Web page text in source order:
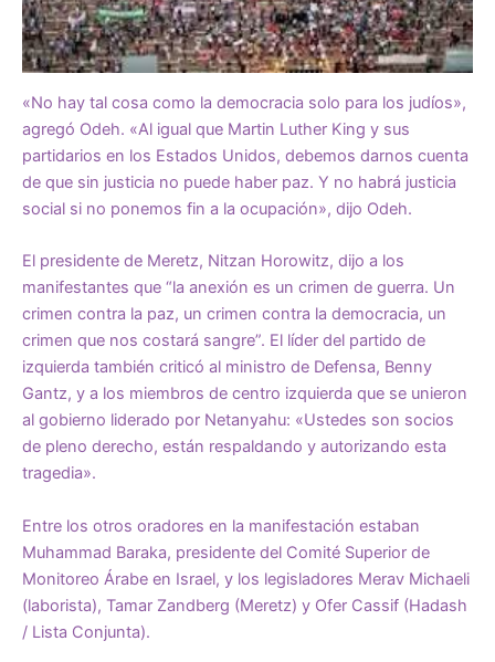
«No hay tal cosa como la democracia solo para los judíos»,
agregó Odeh. «Al igual que Martin Luther King y sus
partidarios en los Estados Unidos, debemos darnos cuenta
de que sin justicia no puede haber paz. Y no habrá justicia
social si no ponemos fin a la ocupación», dijo Odeh.
El presidente de Meretz, Nitzan Horowitz, dijo a los
manifestantes que “la anexión es un crimen de guerra. Un
crimen contra la paz, un crimen contra la democracia, un
crimen que nos costará sangre”. El líder del partido de
izquierda también criticó al ministro de Defensa, Benny
Gantz, y a los miembros de centro izquierda que se unieron
al gobierno liderado por Netanyahu: «Ustedes son socios
de pleno derecho, están respaldando y autorizando esta
tragedia».
Entre los otros oradores en la manifestación estaban
Muhammad Baraka, presidente del Comité Superior de
Monitoreo Árabe en Israel, y los legisladores Merav Michaeli
(laborista), Tamar Zandberg (Meretz) y Ofer Cassif (Hadash
/ Lista Conjunta).